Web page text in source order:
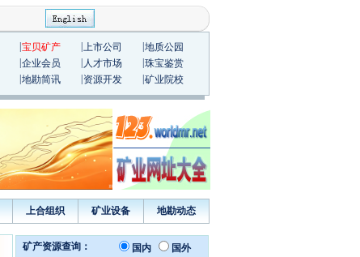
宝贝矿产 上市公司
地质公园
企业会员 人才市场
珠宝鉴赏
地勘简讯 资源开发 矿业院校
上合组织 矿业设备 地勘动态